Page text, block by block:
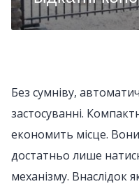
Без сумніву,
застосуванні.
економить місце.
достатньо лише
механізму. Внаслідок